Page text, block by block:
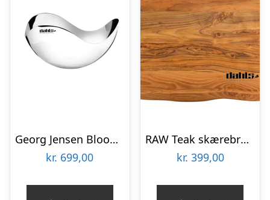
Georg Jensen Bloom Bowl Petite firmagaver med logo
kr. 699,00
RAW Teak skærebræt 45 x 33 x 2 cm firmagaver med logo
kr. 399,00